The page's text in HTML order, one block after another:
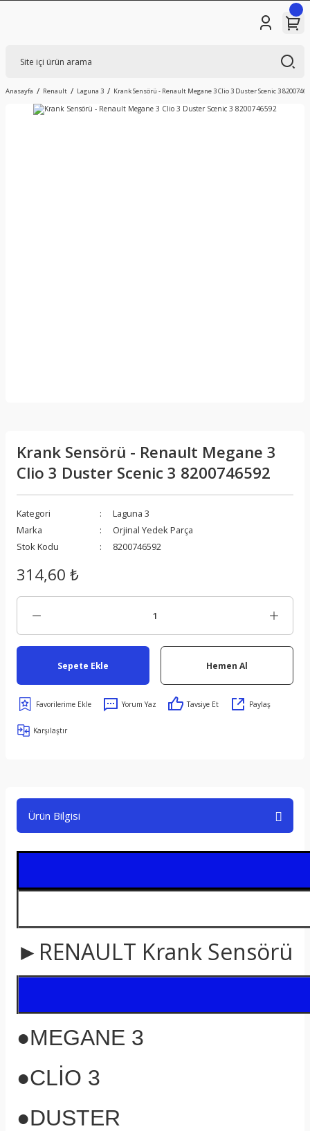
Anasayfa Renault Laguna 3 Krank Sensörü - Renault Megane 3 Clio 3 Duster Scenic 3
Krank Sensörü - Renault Megane 3
Clio 3 Duster Scenic 3 8200746592
Kategori
Laguna 3
Marka
Orjinal Yedek Parça
Stok Kodu
8200746592
314,60 ₺
Sepete Ekle Hemen Al
Yorum Yaz Tavsiye Et Paylaş
Karşılaştır
Ürün Bilgisi
►RENAULT Krank Sensörü
●MEGANE 3
●CLİO 3
●DUSTER